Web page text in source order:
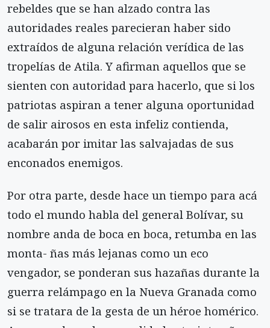
rebeldes que se han alzado contra las
autoridades reales parecieran haber sido
extraídos de alguna relación verídica de las
tropelías de Atila. Y afirman aquellos que se
sienten con autoridad para hacerlo, que si los
patriotas aspiran a tener alguna oportunidad
de salir airosos en esta infeliz contienda,
acabarán por imitar las salvajadas de sus
enconados enemigos.
Por otra parte, desde hace un tiempo para acá
todo el mundo habla del general Bolívar, su
nombre anda de boca en boca, retumba en las
monta- ñas más lejanas como un eco
vengador, se ponderan sus hazañas durante la
guerra relámpago en la Nueva Granada como
si se tratara de la gesta de un héroe homérico.